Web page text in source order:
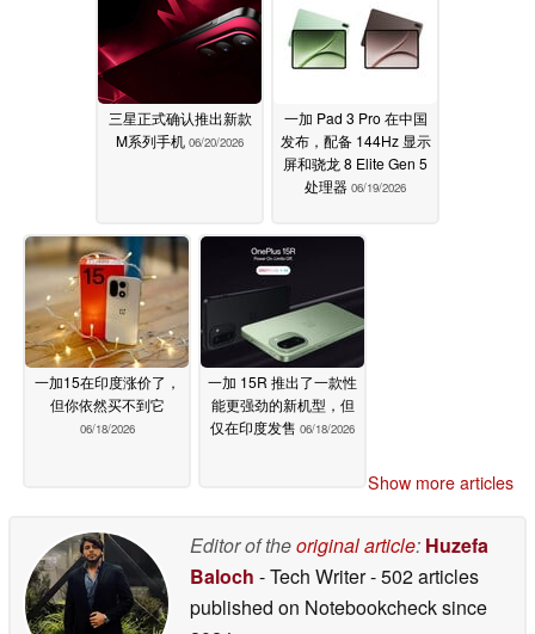
三星正式确认推出新款
M系列手机 06/20/2026
一加 Pad 3 Pro 在中国
发布，配备 144Hz 显示
屏和骁龙 8 Elite Gen 5
处理器 06/19/2026
一加15在印度涨价了，
但你依然买不到它
06/18/2026
一加 15R 推出了一款性
能更强劲的新机型，但
仅在印度发售 06/18/2026
Show more articles
Editor of theoriginal article: Huzefa
Baloch - Tech Writer- 502 articles
published on Notebookchecksince